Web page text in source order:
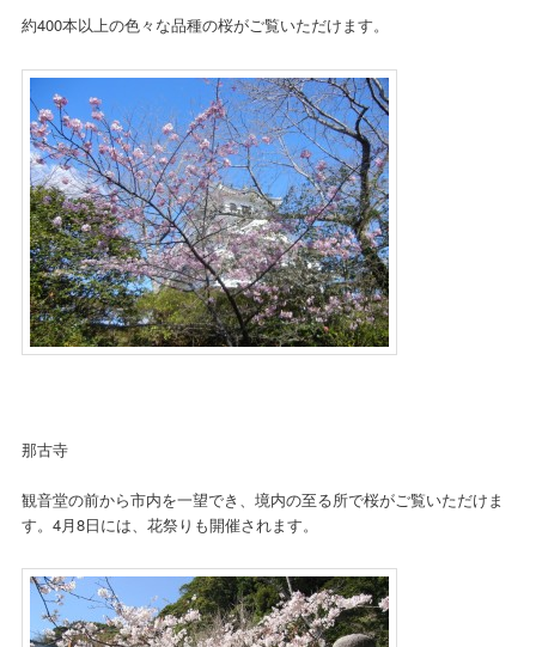
約400本以上の色々な品種の桜がご覧いただけます。
那古寺
観音堂の前から市内を一望でき、境内の至る所で桜がご覧いただけま
す。4月8日には、花祭りも開催されます。